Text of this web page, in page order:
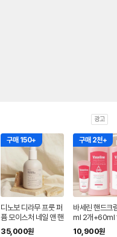
광고
구매 150+
디노보 디라무 프룻 퍼
퓸 모이스처 네일 앤 핸
드크림 250ml
35,000원
구매 2천+
바세린 핸드크
ml 2개+60ml
10,900원